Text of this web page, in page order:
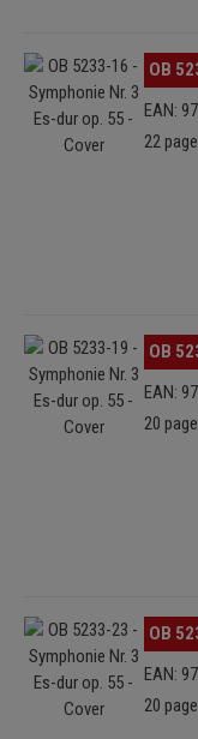
Omitir galería de OB
EAN:
22
Omitir galería de OB
EAN:
20
Omitir galería de OB
EAN:
20